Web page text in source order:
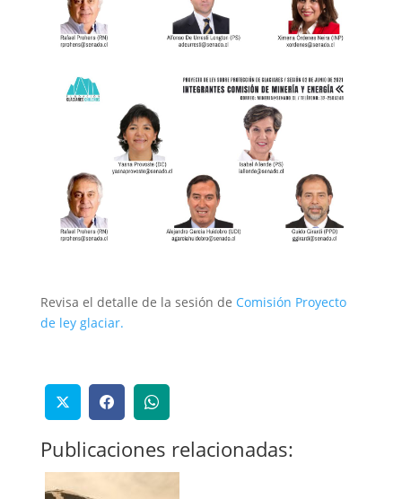
Revisa el detalle de la sesión de Comisión Proyecto
de ley glaciar.
Publicaciones relacionadas: